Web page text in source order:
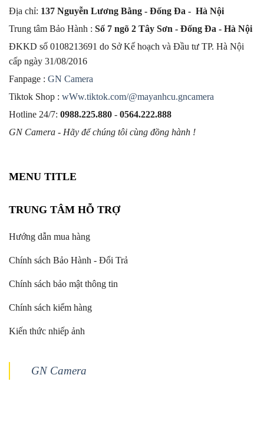
Địa chỉ: 137 Nguyễn Lương Bằng - Đống Đa - Hà Nội
Trung tâm Bảo Hành : Số 7 ngõ 2 Tây Sơn - Đống Đa - Hà Nội
ĐKKD số 0108213691 do Sở Kế hoạch và Đầu tư TP. Hà Nội
cấp ngày 31/08/2016
Fanpage : GN Camera
Tiktok Shop : wWw.tiktok.com/@mayanhcu.gncamera
Hotline 24/7: 0988.225.880 - 0564.222.888
GN Camera - Hãy để chúng tôi cùng đồng hành !
MENU TITLE
TRUNG TÂM HỖ TRỢ
Hướng dẫn mua hàng
Chính sách Bảo Hành - Đổi Trả
Chính sách bảo mật thông tin
Chính sách kiểm hàng
Kiến thức nhiếp ảnh
GN Camera